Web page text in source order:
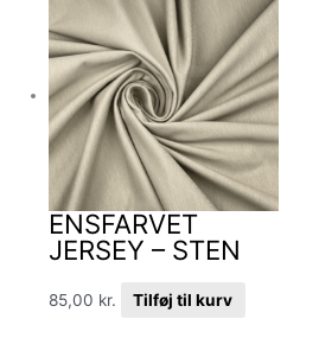
ENSFARVET
JERSEY – STEN
85,00 kr. Tilføj til kurv